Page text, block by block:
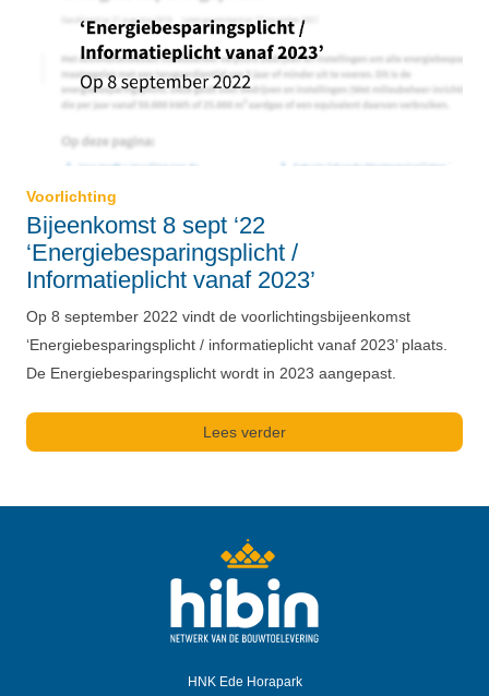
Voorlichting
Bijeenkomst 8 sept ‘22
‘Energiebesparingsplicht /
Informatieplicht vanaf 2023’
Op 8 september 2022 vindt de voorlichtingsbijeenkomst
‘Energiebesparingsplicht / informatieplicht vanaf 2023’ plaats.
De Energiebesparingsplicht wordt in 2023 aangepast.
Lees verder
HNK Ede Horapark